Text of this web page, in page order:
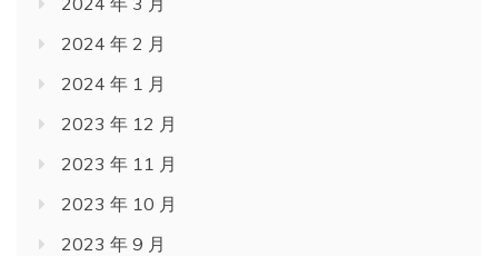
2024 年 2 月
2024 年 1 月
2023 年 12 月
2023 年 11 月
2023 年 10 月
2023 年 9 月